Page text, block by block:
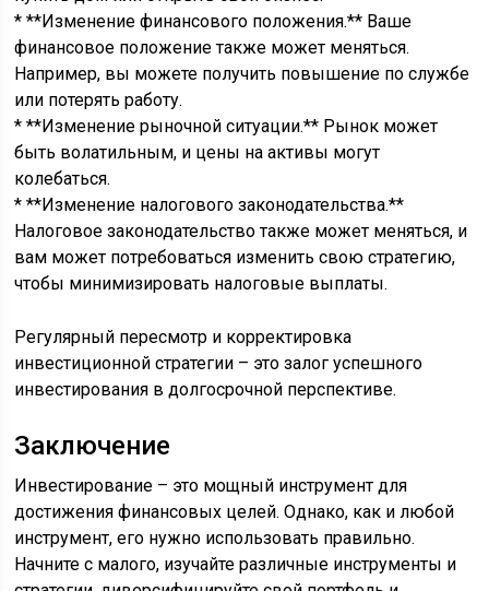
* **Изменение финансового положения.** Ваше
финансовое положение также может меняться.
Например, вы можете получить повышение по службе
или потерять работу.
* **Изменение рыночной ситуации.** Рынок может
быть волатильным, и цены на активы могут
колебаться.
* **Изменение налогового законодательства.**
Налоговое законодательство также может меняться, и
вам может потребоваться изменить свою стратегию,
чтобы минимизировать налоговые выплаты.
Регулярный пересмотр и корректировка
инвестиционной стратегии – это залог успешного
инвестирования в долгосрочной перспективе.
Заключение
Инвестирование – это мощный инструмент для
достижения финансовых целей. Однако, как и любой
инструмент, его нужно использовать правильно.
Начните с малого, изучайте различные инструменты и